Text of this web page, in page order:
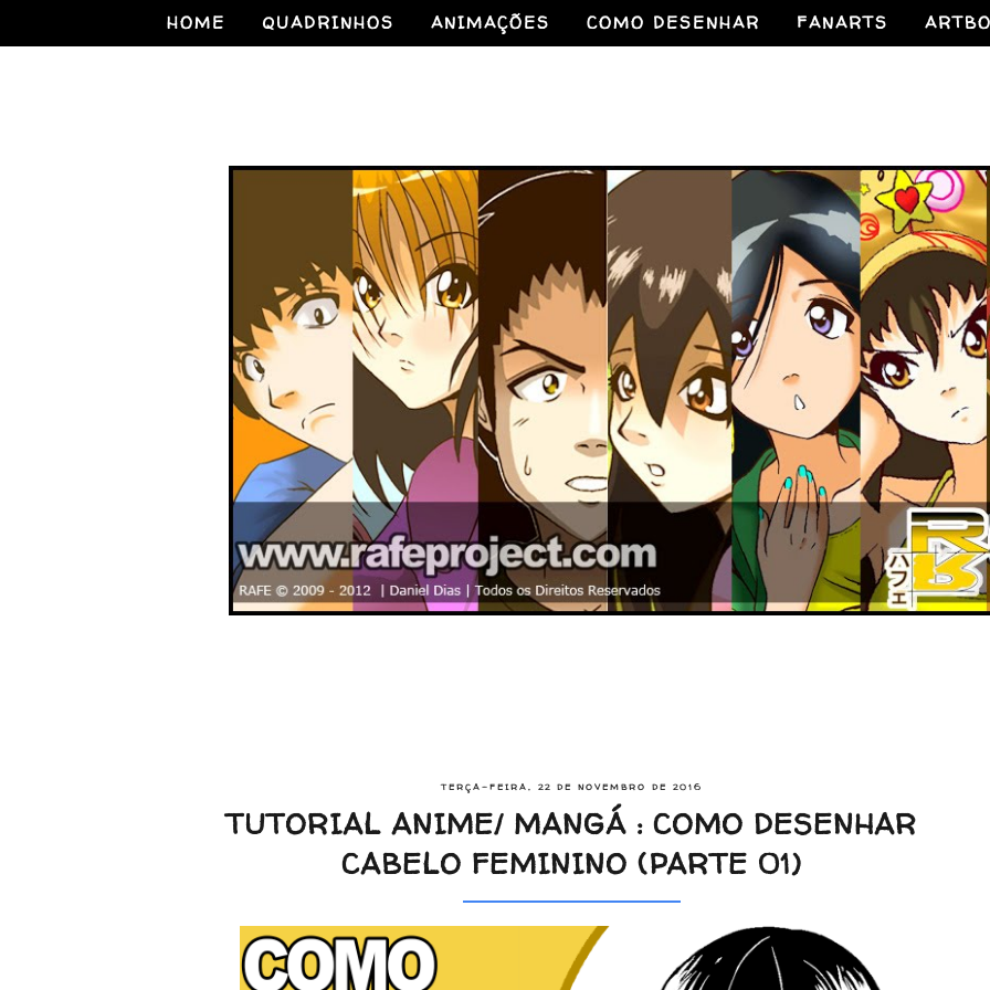
HOME QUADRINHOS ANIMAÇÕES COMO DESENHAR FANARTS
TERÇA-FEIRA, 22 DE NOVEMBRO DE 2016
TUTORIAL ANIME/ MANGÁ : COMO DESENHAR
CABELO FEMININO (PARTE 01)